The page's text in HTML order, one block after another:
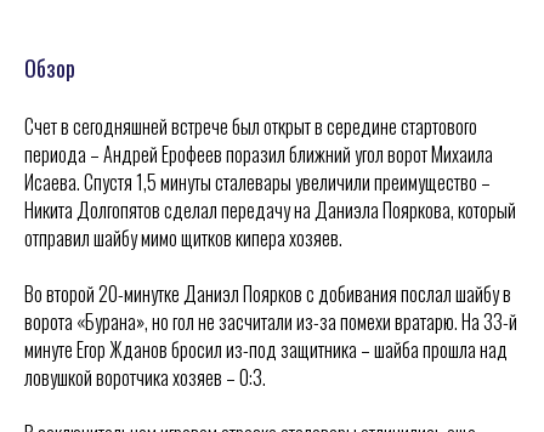
Обзор
Счет в сегодняшней встрече был открыт в середине стартового
периода – Андрей Ерофеев поразил ближний угол ворот Михаила
Исаева. Спустя 1,5 минуты сталевары увеличили преимущество –
Никита Долгопятов сделал передачу на Даниэла Пояркова, который
отправил шайбу мимо щитков кипера хозяев.
Во второй 20-минутке Даниэл Поярков с добивания послал шайбу в
ворота «Бурана», но гол не засчитали из-за помехи вратарю. На 33-й
минуте Егор Жданов бросил из-под защитника – шайба прошла над
ловушкой воротчика хозяев – 0:3.
ХК«Ижсталь»
Администрация
Состав команды
Тренерский штаб
НМХК«Прогресс»
Тренерский штаб
Календарь МХЛ
Состав команды